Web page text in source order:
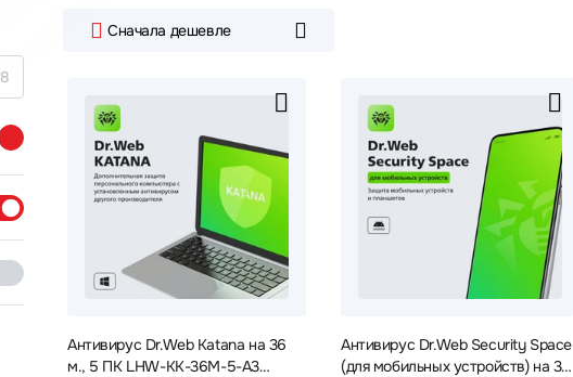
Сначала дешевле
Антивирус Dr.Web Katana на 36
м., 5 ПК LHW-KK-36M-5-A3
Антивирус Dr.Web Security Space
(для мобильных устройств) на 36